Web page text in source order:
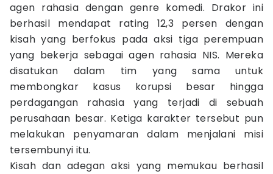
agen rahasia dengan genre komedi. Drakor ini
berhasil mendapat rating 12,3 persen dengan
kisah yang berfokus pada aksi tiga perempuan
yang bekerja sebagai agen rahasia NIS. Mereka
disatukan dalam tim yang sama untuk
membongkar kasus korupsi besar hingga
perdagangan rahasia yang terjadi di sebuah
perusahaan besar. Ketiga karakter tersebut pun
melakukan penyamaran dalam menjalani misi
tersembunyi itu.
Kisah dan adegan aksi yang memukau berhasil